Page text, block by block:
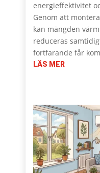
energieffektivitet
Genom att
kan mängden
reduceras
fortfarande får
LÄS MER